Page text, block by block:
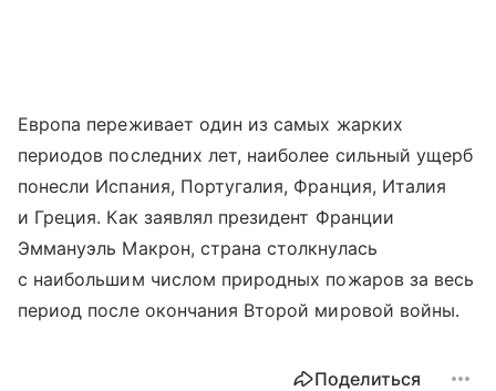
Европа переживает один из самых жарких
периодов последних лет, наиболее сильный ущерб
понесли Испания, Португалия, Франция, Италия
и Греция. Как заявлял президент Франции
Эммануэль Макрон, страна столкнулась
с наибольшим числом природных пожаров за весь
период после окончания Второй мировой войны.
Поделиться